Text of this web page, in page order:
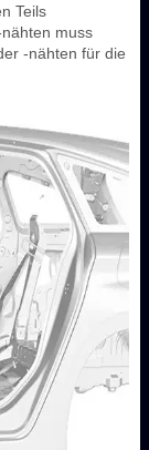
Teils
muss
-nähten für die